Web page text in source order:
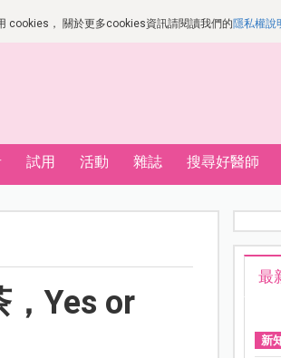
cookies， 關於更多cookies資訊請閱讀我們的隱私權說
試用 活動 雜誌 搜尋好醫師
Yes or
最
新